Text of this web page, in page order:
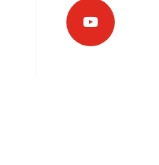
youtube